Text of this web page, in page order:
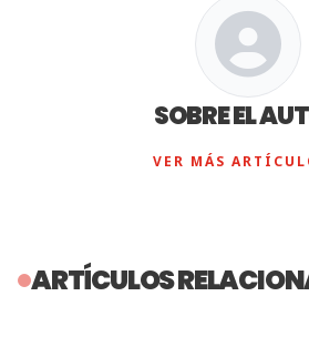
SOBRE EL
VER MÁS
ARTÍCULOS